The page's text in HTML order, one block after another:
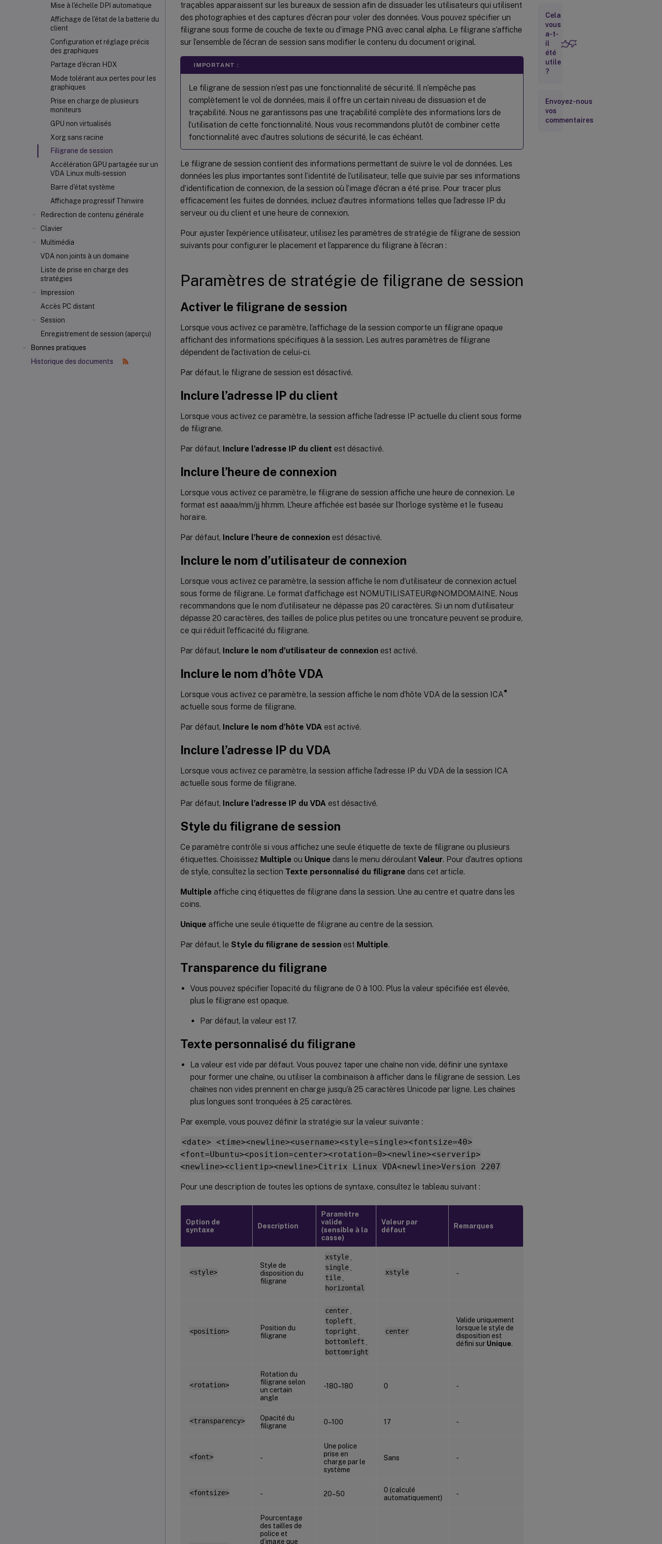
Mise à l'échelle DPI automatique
Affichage de l'état de la batterie du
client
Configuration et réglage précis
des graphiques
Partage d'écran HDX
Mode tolérant aux pertes pour les
graphiques
Prise en charge de plusieurs
moniteurs
GPU non virtualisés
Xorg sans racine
Filigrane de session
Accélération GPU partagée sur un
VDA Linux multi-session
Barre d'état système
Affichage progressif Thinwire
Redirection de contenu générale
Clavier
Multimédia
VDA non joints à un domaine
Liste de prise en charge des
stratégies
Impression
Accès PC distant
Session
Enregistrement de session (aperçu)
Bonnes pratiques
Historique des documents
traçables apparaissent sur les bureaux de session afin de dissuader les utilisateurs qui utilisent
des photographies et des captures d’écran pour voler des données. Vous pouvez spécifier un
filigrane sous forme de couche de texte ou d’image PNG avec canal alpha. Le filigrane s’affiche
sur l’ensemble de l’écran de session sans modifier le contenu du document original.
IMPORTANT :
Le filigrane de session n’est pas une fonctionnalité de sécurité. Il n’empêche pas
complètement le vol de données, mais il offre un certain niveau de dissuasion et de
traçabilité. Nous ne garantissons pas une traçabilité complète des informations lors de
l’utilisation de cette fonctionnalité. Nous vous recommandons plutôt de combiner cette
fonctionnalité avec d’autres solutions de sécurité, le cas échéant.
Le filigrane de session contient des informations permettant de suivre le vol de données. Les
données les plus importantes sont l’identité de l’utilisateur, telle que suivie par ses informations
d’identification de connexion, de la session où l’image d’écran a été prise. Pour tracer plus
efficacement les fuites de données, incluez d’autres informations telles que l’adresse IP du
serveur ou du client et une heure de connexion.
Pour ajuster l’expérience utilisateur, utilisez les paramètres de stratégie de filigrane de session
suivants pour configurer le placement et l’apparence du filigrane à l’écran :
Paramètres de stratégie de filigrane de session
Activer le filigrane de session
Lorsque vous activez ce paramètre, l’affichage de la session comporte un filigrane opaque
affichant des informations spécifiques à la session. Les autres paramètres de filigrane
dépendent de l’activation de celui-ci.
Par défaut, le filigrane de session est désactivé.
Inclure l’adresse IP du client
Lorsque vous activez ce paramètre, la session affiche l’adresse IP actuelle du client sous forme
de filigrane.
Par défaut, Inclure l’adresse IP du client est désactivé.
Inclure l’heure de connexion
Lorsque vous activez ce paramètre, le filigrane de session affiche une heure de connexion. Le
format est aaaa/mm/jj hh:mm. L’heure affichée est basée sur l’horloge système et le fuseau
horaire.
Par défaut, Inclure l’heure de connexion est désactivé.
Inclure le nom d’utilisateur de connexion
Lorsque vous activez ce paramètre, la session affiche le nom d’utilisateur de connexion actuel
sous forme de filigrane. Le format d’affichage est NOMUTILISATEUR@NOMDOMAINE. Nous
recommandons que le nom d’utilisateur ne dépasse pas 20 caractères. Si un nom d’utilisateur
dépasse 20 caractères, des tailles de police plus petites ou une troncature peuvent se produire,
ce qui réduit l’efficacité du filigrane.
Par défaut, Inclure le nom d’utilisateur de connexion est activé.
Inclure le nom d’hôte VDA
Lorsque vous activez ce paramètre, la session affiche le nom d’hôte VDA de la session ICA®
actuelle sous forme de filigrane.
Par défaut, Inclure le nom d’hôte VDA est activé.
Inclure l’adresse IP du VDA
Lorsque vous activez ce paramètre, la session affiche l’adresse IP du VDA de la session ICA
actuelle sous forme de filigrane.
Par défaut, Inclure l’adresse IP du VDA est désactivé.
Style du filigrane de session
Ce paramètre contrôle si vous affichez une seule étiquette de texte de filigrane ou plusieurs
étiquettes. Choisissez Multiple ou Unique dans le menu déroulant Valeur. Pour d’autres options
de style, consultez la section Texte personnalisé du filigrane dans cet article.
Multiple affiche cinq étiquettes de filigrane dans la session. Une au centre et quatre dans les
coins.
Unique affiche une seule étiquette de filigrane au centre de la session.
Par défaut, le Style du filigrane de session est Multiple.
Transparence du filigrane
Vous pouvez spécifier l’opacité du filigrane de 0 à 100. Plus la valeur spécifiée est élevée,
plus le filigrane est opaque.
Par défaut, la valeur est 17.
Texte personnalisé du filigrane
La valeur est vide par défaut. Vous pouvez taper une chaîne non vide, définir une syntaxe
pour former une chaîne, ou utiliser la combinaison à afficher dans le filigrane de session. Les
chaînes non vides prennent en charge jusqu’à 25 caractères Unicode par ligne. Les chaînes
plus longues sont tronquées à 25 caractères.
Par exemple, vous pouvez définir la stratégie sur la valeur suivante :
<date> <time><newline><username><style=single><fontsize=40>
<font=Ubuntu><position=center><rotation=0><newline><serverip>
<newline><clientip><newline>Citrix Linux VDA<newline>Version 2207
Pour une description de toutes les options de syntaxe, consultez le tableau suivant :
Option de
syntaxe
Description
Paramètre
valide
(sensible à la
casse)
Valeur par
défaut
Remarques
<style>
Style de
disposition du
filigrane
xstyle
single
tile
horizontal
xstyle -
<position>
Position du
filigrane
center
topleft
topright
bottomleft
bottomright
center
Valide uniquement
lorsque le style de
disposition est
défini sur Unique.
<rotation>
Rotation du
filigrane selon
un certain
angle
-180–180 0 -
<transparency>
Opacité du
filigrane
0–100 17 -
<font> -
Une police
prise en
charge par le
système
Sans -
<fontsize> - 20–50
0 (calculé
automatiquement)
-
Pourcentage
des tailles de
police et
d’image que
session
Inclure
l’adresse
IP du
client
Inclure le
nom
Cela
vous
a-t-
il
été
utile
?
Envoyez-nous
vos
commentaires